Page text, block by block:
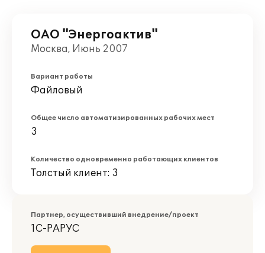
ОАО "Энергоактив"
Москва, Июнь 2007
Вариант работы
Файловый
Общее число автоматизированных рабочих мест
3
Количество одновременно работающих клиентов
Толстый клиент: 3
Партнер, осуществивший внедрение/проект
1С-РАРУС